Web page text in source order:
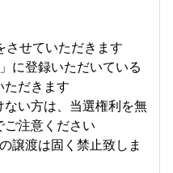
させていただきます
に登録いただいている
ただきます
い方は、当選権利を無
注意ください
譲渡は固く禁止致しま